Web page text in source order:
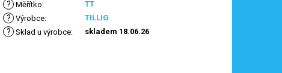
? Měřítko: TT
? Výrobce: TILLIG
? Sklad u výrobce: skladem 18.06.26